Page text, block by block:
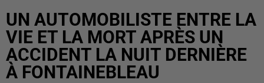
UN AUTOMOBILISTE ENTRE LA
VIE ET LA MORT APRÈS UN
ACCIDENT LA NUIT DERNIÈRE
À FONTAINEBLEAU